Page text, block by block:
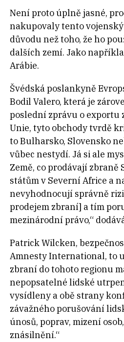
Není proto úplně jasné,
nakupovaly tento
důvodu než toho, že ho
dalších zemí. Jako
Arábie.
Švédská poslankyně
Bodil Valero, která je
poslední zprávu o exportu
Unie, tyto obchody tvrdě
to Bulharsko, Slovensko
vůbec nestydí. Já si ale
Země, co prodávají zbraně
státům v Severní Africe a
nevyhodnocují správně
prodejem zbraní] a tím
mezinárodní právo,“
Patrick Wilcken,
Amnesty International, to
zbraní do tohoto regionu
nepopsatelné lidské
vysídleny a obě strany
závažného porušování
únosů, poprav, mizení
znásilnění.“